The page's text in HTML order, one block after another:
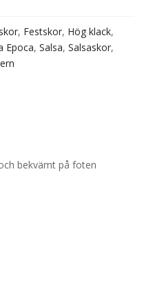
, Festskor, Hög klack,
Epoca, Salsa, Salsaskor,
bekvämt på foten